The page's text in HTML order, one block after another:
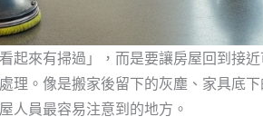
起來有掃過」，而是要讓房屋回到接
理。像是搬家後留下的灰塵、家具底
人員最容易注意到的地方。